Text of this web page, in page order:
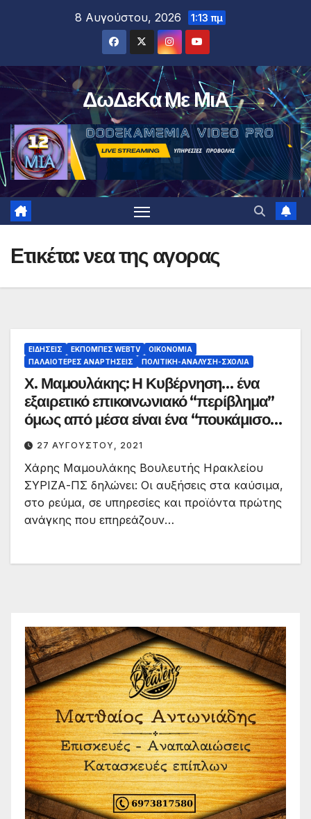
8 Αυγούστου, 2026 1:13 πμ
ΔωΔεΚα Με ΜιΑ
Ετικέτα:νεα της αγορας
ΕΙΔΉΣΕΙΣ ΕΚΠΟΜΠΈΣ WEBTV
ΟΙΚΟΝΟΜΊΑ
ΠΑΛΑΙΟΤΕΡΕΣ ΑΝΑΡΤΗΣΕΙΣ
ΠΟΛΙΤΙΚΉ-ΑΝΆΛΥΣΗ-ΣΧΌΛΙΑ
Χ. Μαμουλάκης: Η Κυβέρνηση… ένα
εξαιρετικό επικοινωνιακό “περίβλημα”
όμως από μέσα είναι ένα “πουκάμισο”
κενό. “Ράλι” ανόδου των τιμών,
αγαθών και καυσίμων.
27 ΑΥΓΟΎΣΤΟΥ, 2021
Χάρης Μαμουλάκης Βουλευτής Ηρακλείου
ΣΥΡΙΖΑ-ΠΣ δηλώνει: Οι αυξήσεις στα καύσιμα,
στο ρεύμα, σε υπηρεσίες και προϊόντα πρώτης
ανάγκης που επηρεάζουν…